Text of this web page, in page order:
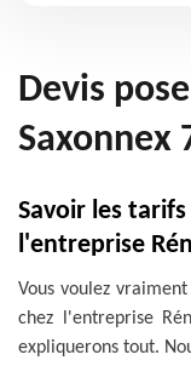
Devis
Saxonnex
Savoir les
l'entreprise
Vous voulez
chez l'entreprise
expliquerons tout.